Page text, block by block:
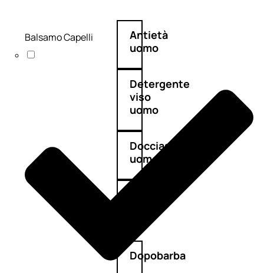
Antietà
uomo
Detergente
viso
uomo
Docciaschiuma
uomo
Shampoo
Dopobarba
Balsamo Capelli